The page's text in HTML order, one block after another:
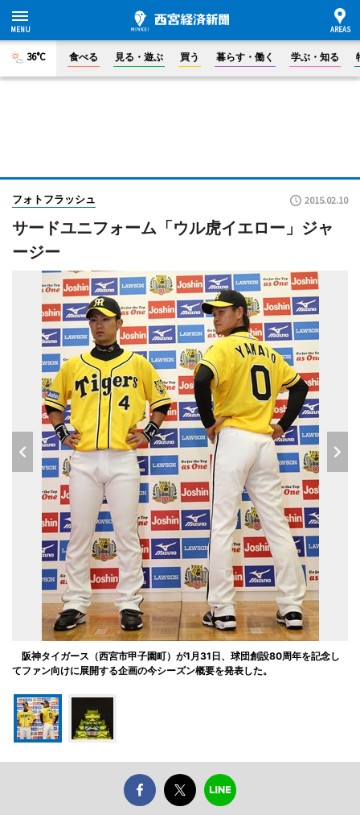
36°C 食べる 見る・遊ぶ 買う 暮らす・働く 学ぶ・知る
フォトフラッシュ 2015.02.10
サードユニフォーム「ウル虎イエロー」ジャ
ージー
阪神タイガース（西宮市甲子園町）が1月31日、球団創設80周年を記念し
てファン向けに展開する企画の今シーズン概要を発表した。